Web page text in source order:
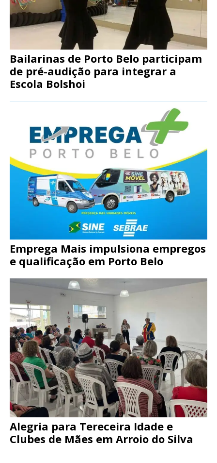
Bailarinas de Porto Belo participam
de pré-audição para integrar a
Escola Bolshoi
Emprega Mais impulsiona empregos
e qualificação em Porto Belo
Alegria para Tereceira Idade e
Clubes de Mães em Arroio do Silva